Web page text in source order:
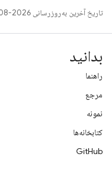
تاریخ آخرین به‌روزرسانی 2026-08-04 به‌وقت ساعت هماهنگ جهانی.
بدانید
راهنما
مرجع
نمونه
کتابخانه‌ها
GitHub